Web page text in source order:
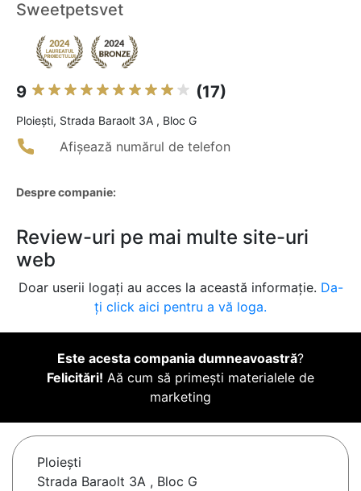
Sweetpetsvet
9 (17)
Ploieşti, Strada Baraolt 3A , Bloc G
Afișează numărul de telefon
Despre companie:
Review-uri pe mai multe site-uri
web
Doar userii logați au acces la această informație. Da-
ți click aici pentru a vă loga.
Este acesta compania dumneavoastră?
Felicitări! Aă cum să primești materialele de
marketing
Ploieşti
Strada Baraolt 3A , Bloc G